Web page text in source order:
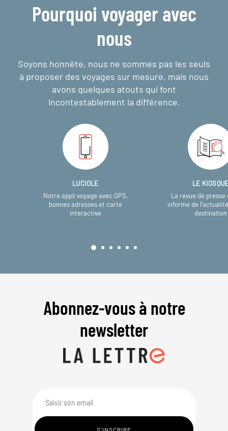
Pourquoi voyager avec
nous
Soyons honnête, nous ne sommes pas les seuls
à proposer des voyages sur mesure, mais nous
avons quelques atouts qui font
incontestablement la différence.
LUCIOLE
Notre appli voyage avec GPS,
bonnes adresses et carte
interactive
LE
La revue de presse
informe de
destination
Abonnez-vous à notre
newsletter